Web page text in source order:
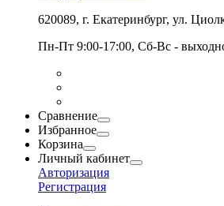
620089, г. Екатеринбург, ул.
Пн-Пт 9:00-17:00, Сб-Вс -
Сравнение
Избранное
Корзина
Личный кабинет
Авторизация
Регистрация